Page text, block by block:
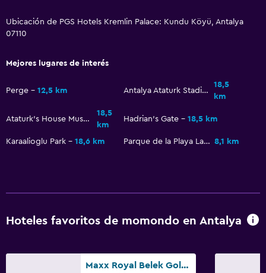
Vapor
Sauna
Aseo
Ubicación de PGS Hotels Kremlin Palace: Kundu Köyü, Antalya
07110
Mejores lugares de interés
Perge 12,5 km Antalya Ataturk Stadium
18,5
km
Ataturk's House Museum
18,5
km
Hadrian's Gate 18,5 km
Karaalioglu Park 18,6 km Parque de la Playa Lara 8,1 km
Hoteles favoritos de momondo en Antalya
Maxx Royal Belek Golf Resort